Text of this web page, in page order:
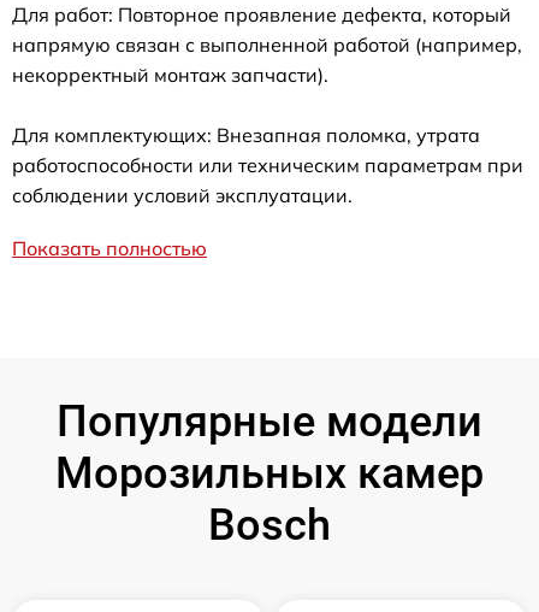
Для работ: Повторное проявление дефекта, который
напрямую связан с выполненной работой (например,
некорректный монтаж запчасти).
Для комплектующих: Внезапная поломка, утрата
работоспособности или техническим параметрам при
соблюдении условий эксплуатации.
Показать полностью
Популярные модели
Морозильных камер
Bosch